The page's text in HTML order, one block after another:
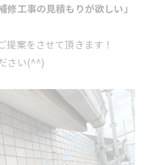
修工事の見積もりが欲しい」
提案をさせて頂きます！
さい(^^)